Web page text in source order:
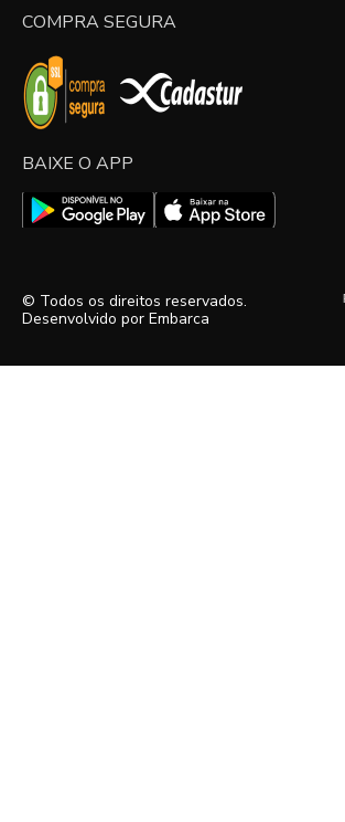
COMPRA SEGURA
BAIXE O APP
© Todos os direitos reservados.
Desenvolvido por Embarca